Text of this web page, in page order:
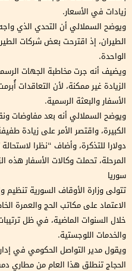
زيادات في الأسعار.
ويوضح السملالي أن التحدي الذي
الواحدة.
ويضيف أنه جرت مخاطبة الجهات
الزيادة غير ممكنة، لأن التعاقدات
الأسفار والبعثة الرسمية.
ويوضح السملالي أنه بعد مفاوضات
دولارا للتذكرة، وأضاف “نظرا
المرحلة، تحملت وكالات الأسفار هذه
سوريا
تتولى وزارة الأوقاف السورية تنظيم
الاعتماد على مكاتب الحج والعمرة
خلال السنوات الماضية، في ظل
والخدمات اللوجستية.
ويقول مدير التواصل الحكومي في
الحجاج تنطلق هذا العام من مطاري